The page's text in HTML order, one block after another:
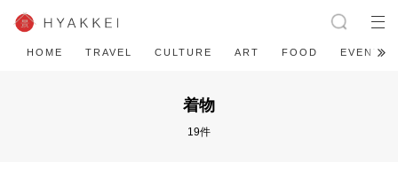
HOME TRAVEL CULTURE ART FOOD EVENT
着物
19件